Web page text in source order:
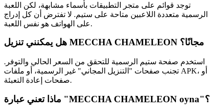
توجد قوائم على متجر التطبيقات بأسماء مشابهة، لكن اللعبة
الرسمية متعددة اللاعبين متاحة على ستيم. لا تفترض أن كل إدراج
على الهواتف هو نفس اللعبة.
هل يمكنني تنزيل MECCHA CHAMELEON مجانًا؟
استخدم صفحة ستيم الرسمية للتحقق من السعر الحالي والتوفر.
تجنب صفحات "التنزيل المجاني" غير الرسمية، أو ملفات APK، أو
صفحات إعادة التعبئة.
ماذا تعني عبارة "MECCHA CHAMELEON oyna"؟